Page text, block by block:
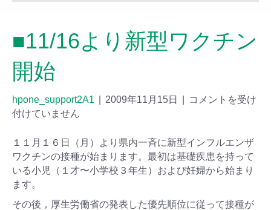
■11/16より新型ワクチン
開始
hpone_support2A1 2009年11月15日
コメントを受け
付けていません
１１月１６日（月）より県内一斉に新型インフルエンザ
ワクチンの接種が始まります。最初は基礎疾患を持って
いる小児（１才〜小学校３年生）および妊婦から始まり
ます。
その後，厚生労働省の発表した優先順位に従って接種が